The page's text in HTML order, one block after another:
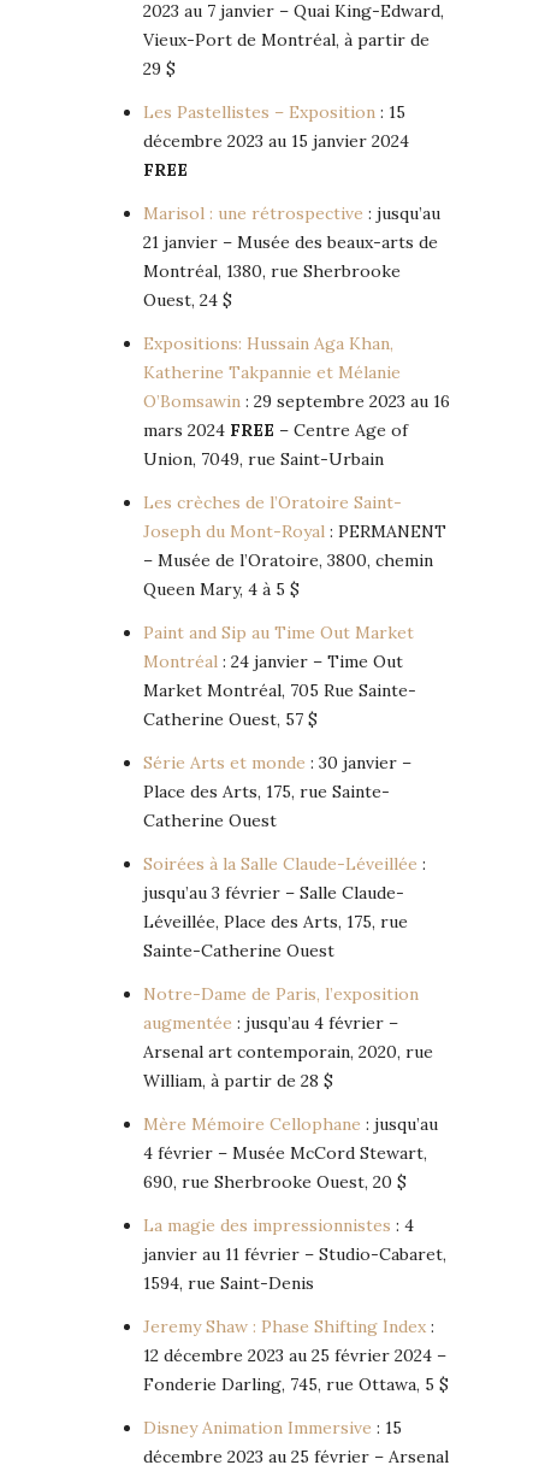
2023 au 7 janvier – Quai King-Edward,
Vieux-Port de Montréal, à partir de
29 $
Les Pastellistes – Exposition : 15
décembre 2023 au 15 janvier 2024
FREE
Marisol : une rétrospective : jusqu’au
21 janvier – Musée des beaux-arts de
Montréal, 1380, rue Sherbrooke
Ouest, 24 $
Expositions: Hussain Aga Khan,
Katherine Takpannie et Mélanie
O’Bomsawin : 29 septembre 2023 au 16
mars 2024 FREE – Centre Age of
Union, 7049, rue Saint-Urbain
Les crèches de l’Oratoire Saint-
Joseph du Mont-Royal : PERMANENT
– Musée de l’Oratoire, 3800, chemin
Queen Mary, 4 à 5 $
Paint and Sip au Time Out Market
Montréal : 24 janvier – Time Out
Market Montréal, 705 Rue Sainte-
Catherine Ouest, 57 $
Série Arts et monde : 30 janvier –
Place des Arts, 175, rue Sainte-
Catherine Ouest
Soirées à la Salle Claude-Léveillée :
jusqu’au 3 février – Salle Claude-
Léveillée, Place des Arts, 175, rue
Sainte-Catherine Ouest
Notre-Dame de Paris, l’exposition
augmentée : jusqu’au 4 février –
Arsenal art contemporain, 2020, rue
William, à partir de 28 $
Mère Mémoire Cellophane : jusqu’au
4 février – Musée McCord Stewart,
690, rue Sherbrooke Ouest, 20 $
La magie des impressionnistes : 4
janvier au 11 février – Studio-Cabaret,
1594, rue Saint-Denis
Jeremy Shaw : Phase Shifting Index :
12 décembre 2023 au 25 février 2024 –
Fonderie Darling, 745, rue Ottawa, 5 $
Disney Animation Immersive : 15
décembre 2023 au 25 février – Arsenal